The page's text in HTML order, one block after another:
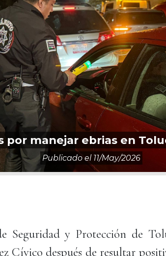
por manejar ebrias en
Publicado el 11/may/2026
Seguridad y Protección de
Cívico después de resultar